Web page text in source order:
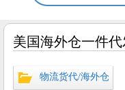
美国海外仓一件
物流货代/海外仓